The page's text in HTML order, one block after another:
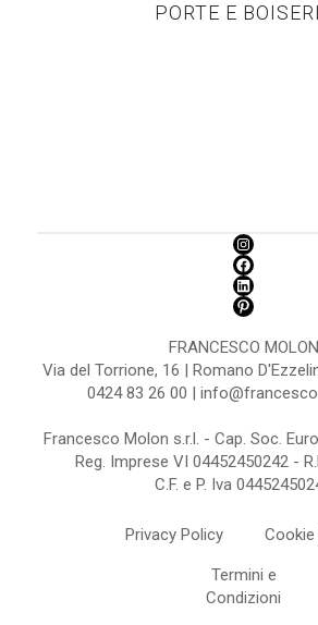
PORTE E
FRANCESCO MOLON
Via del Torrione, 16 | Romano
0424 83 26 00 |
Francesco Molon s.r.l. - Cap. Soc.
Reg. Imprese VI 04452450242 -
C.F. e P. Iva
Privacy Policy
Termini e
Condizioni